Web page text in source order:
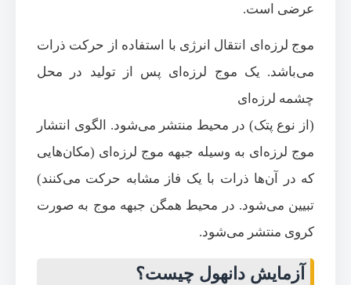
عرضی است.
موج لرزه‌‌ای انتقال انرژی با استفاده از حرکت ذرات
می‌‌باشد. یک موج لرزه‌‌ای پس از تولید در محل
چشمه لرزه‌‌ای
(از نوع پتک) در محیط منتشر می‌‌‌شود. الگوی انتشار
موج لرزه‌‌ای به وسیله جبهه موج لرزه‌‌ای (مکان‌هایی
که در آن‌‌ها ذرات با یک فاز مشابه حرکت می‌‌کنند)
تبیین می‌‌شود. در محیط همگن جبهه موج به صورت
کروی منتشر می‌‌شود.
آزمایش دانهول چیست؟